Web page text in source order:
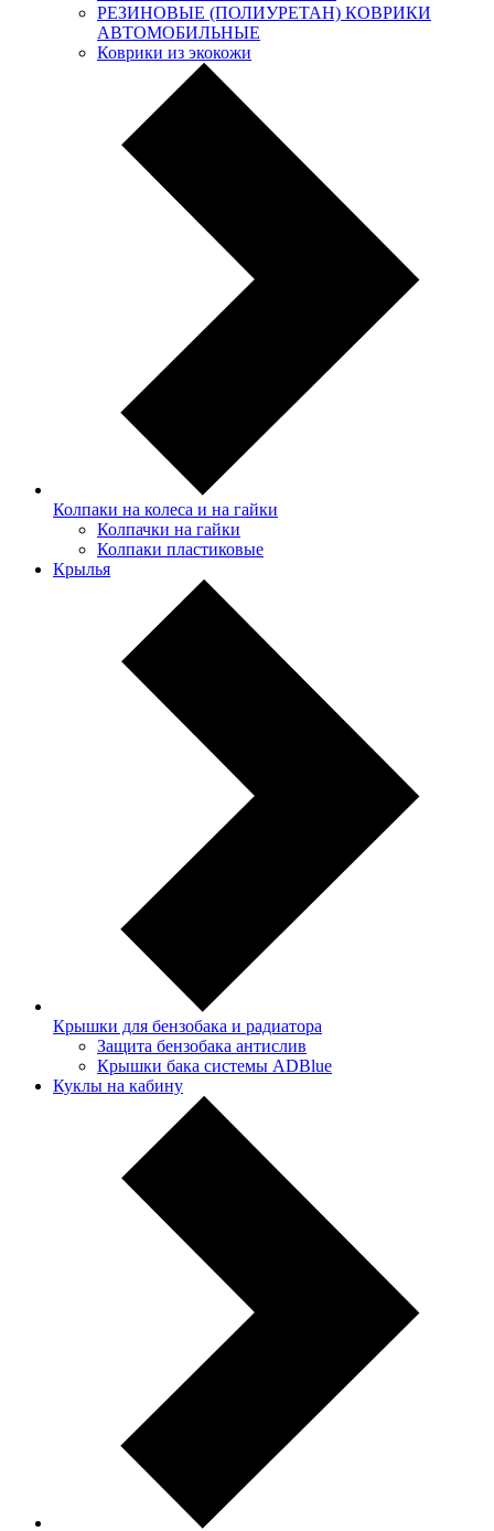
РЕЗИНОВЫЕ (ПОЛИУРЕТАН) КОВРИКИ
АВТОМОБИЛЬНЫЕ
Коврики из экокожи
Колпаки на колеса и на гайки
Колпачки на гайки
Колпаки пластиковые
Крылья
Крышки для бензобака и радиатора
Защита бензобака антислив
Крышки бака системы ADBlue
Куклы на кабину